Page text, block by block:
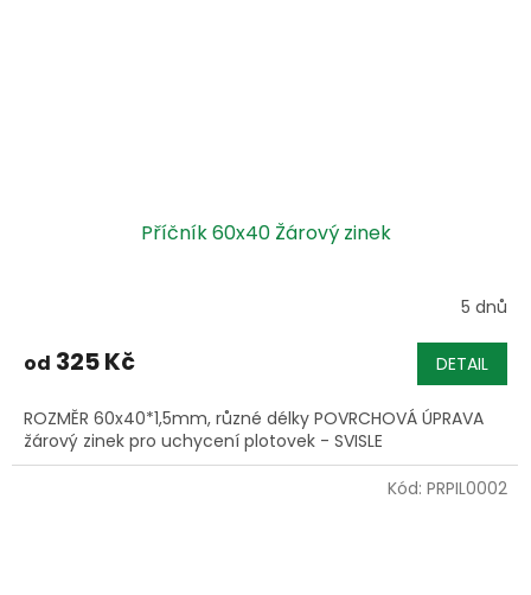
Příčník 60x40 Žárový zinek
5 dnů
od 325 Kč DETAIL
ROZMĚR 60x40*1,5mm, různé délky POVRCHOVÁ ÚPRAVA
žárový zinek pro uchycení plotovek - SVISLE
Kód: PRPIL0002